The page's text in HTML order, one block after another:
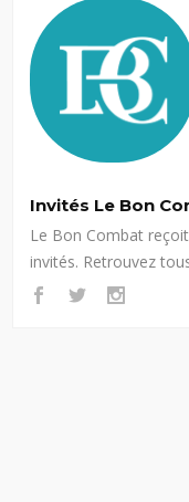
Invités Le Bon
Le Bon Combat
invités. Retrouvez